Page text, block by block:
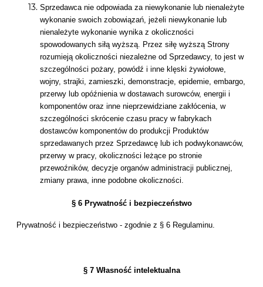
Sprzedawca nie odpowiada za niewykonanie lub nienależyte
wykonanie swoich zobowiązań, jeżeli niewykonanie lub
nienależyte wykonanie wynika z okoliczności
spowodowanych siłą wyższą. Przez siłę wyższą Strony
rozumieją okoliczności niezależne od Sprzedawcy, to jest w
szczególności pożary, powódź i inne klęski żywiołowe,
wojny, strajki, zamieszki, demonstracje, epidemie, embargo,
przerwy lub opóźnienia w dostawach surowców, energii i
komponentów oraz inne nieprzewidziane zakłócenia, w
szczególności skrócenie czasu pracy w fabrykach
dostawców komponentów do produkcji Produktów
sprzedawanych przez Sprzedawcę lub ich podwykonawców,
przerwy w pracy, okoliczności leżące po stronie
przewoźników, decyzje organów administracji publicznej,
zmiany prawa, inne podobne okoliczności.
§ 6 Prywatność i bezpieczeństwo
Prywatność i bezpieczeństwo - zgodnie z § 6 Regulaminu.
§ 7 Własność intelektualna